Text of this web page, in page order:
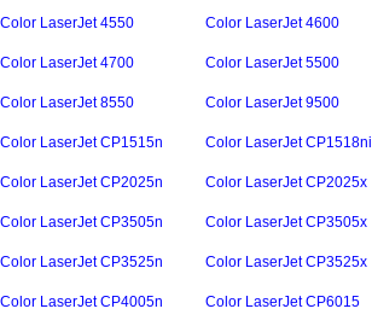
Color LaserJet 4550 Color LaserJet 4600
Color LaserJet 4700 Color LaserJet 5500
Color LaserJet 8550 Color LaserJet 9500
Color LaserJet CP1515n Color LaserJet CP1518ni
Color LaserJet CP2025n Color LaserJet CP2025x
Color LaserJet CP3505n Color LaserJet CP3505x
Color LaserJet CP3525n Color LaserJet CP3525x
Color LaserJet CP4005n Color LaserJet CP6015